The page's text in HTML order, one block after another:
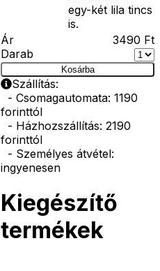
egy-két lila tincs
is.
Ár
3490 Ft
Darab
Kosárba
Szállítás:
- Csomagautomata: 1190
forinttól
- Házhozszállítás: 2190
forinttól
- Személyes átvétel:
ingyenesen
Kiegészítő
termékek